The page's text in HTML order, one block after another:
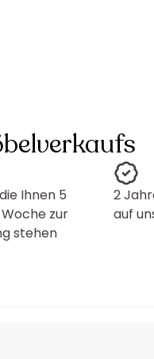
Ihnen 5
zur
stehen
2
auf